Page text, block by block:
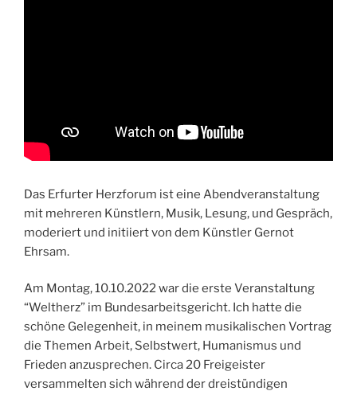
Das Erfurter Herzforum ist eine Abendveranstaltung
mit mehreren Künstlern, Musik, Lesung, und Gespräch,
moderiert und initiiert von dem Künstler Gernot
Ehrsam.
Am Montag, 10.10.2022 war die erste Veranstaltung
“Weltherz” im Bundesarbeitsgericht. Ich hatte die
schöne Gelegenheit, in meinem musikalischen Vortrag
die Themen Arbeit, Selbstwert, Humanismus und
Frieden anzusprechen. Circa 20 Freigeister
versammelten sich während der dreistündigen